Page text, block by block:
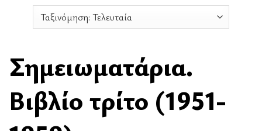
Σημειωματάρια.
Βιβλίο τρίτο (1951-